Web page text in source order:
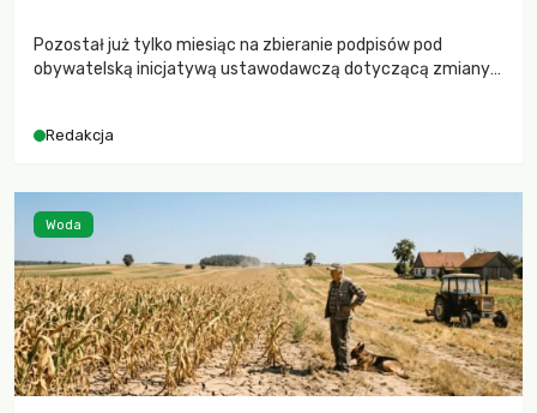
Pozostał już tylko miesiąc na zbieranie podpisów pod
obywatelską inicjatywą ustawodawczą dotyczącą zmiany
niezwykle korzystne rozwiązania dla przyrody i zwierząt,
funkcjonowania łowiectwa w Polsce.
Redakcja
Woda